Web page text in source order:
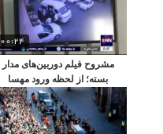
00:24
مشروح فیلم دوربین‌های مدار
بسته؛ از لحظه ورود مهسا
امینی تا ایست قلبی